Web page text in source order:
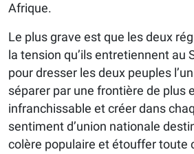
Afrique.
Le plus grave est que les deux
la tension qu’ils entretiennent au
pour dresser les deux peuples
séparer par une frontière de plus
infranchissable et créer dans
sentiment d’union nationale
colère populaire et étouffer toute